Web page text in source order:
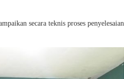
secara teknis proses penyelesaian